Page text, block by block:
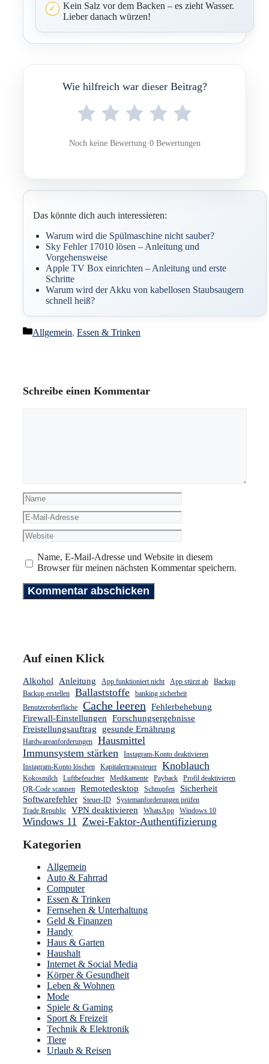
Kein Salz vor dem Backen – es zieht Wasser.
Lieber danach würzen!
Wie hilfreich war dieser Beitrag?
Noch keine Bewertung·0 Bewertungen
Das könnte dich auch interessieren:
Warum wird die Spülmaschine nicht sauber?
Sky Fehler 17010 lösen – Anleitung und
Vorgehensweise
Apple TV Box einrichten – Anleitung und erste
Schritte
Warum wird der Akku von kabellosen Staubsaugern
schnell heiß?
Kategorien
Allgemein, Essen & Trinken
Schreibe einen Kommentar
Name
E-
Mail-
Adresse
Website
Name, E-Mail-Adresse und Website in diesem
Browser für meinen nächsten Kommentar speichern.
Auf einen Klick
Alkohol Anleitung App funktioniert nicht App stürzt ab
Backup
Backup erstellen
Ballaststoffe
banking sicherheit
Benutzeroberfläche
Cache leeren Fehlerbehebung
Firewall-Einstellungen Forschungsergebnisse
Freistellungsauftrag
gesunde Ernährung
Hardwareanforderungen
Hausmittel
Immunsystem stärken
Instagram-Konto deaktivieren
Instagram-Konto löschen
Kapitalertragssteuer Knoblauch
Kokosmilch Luftbefeuchter Medikamente Payback
Profil deaktivieren
QR-Code scannen
Remotedesktop Schnupfen
Sicherheit
Softwarefehler
Steuer-ID
Systemanforderungen prüfen
Trade Republic
VPN deaktivieren WhatsApp Windows 10
Windows 11 Zwei-Faktor-Authentifizierung
Kategorien
Allgemein
Auto & Fahrrad
Computer
Essen & Trinken
Fernsehen & Unterhaltung
Geld & Finanzen
Handy
Haus & Garten
Haushalt
Internet & Social Media
Körper & Gesundheit
Leben & Wohnen
Mode
Spiele & Gaming
Sport & Freizeit
Technik & Elektronik
Tiere
Urlaub & Reisen